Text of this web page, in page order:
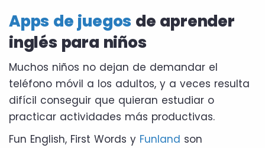
Apps de juegos de aprender
inglés para niños
Muchos niños no dejan de demandar el
teléfono móvil a los adultos, y a veces resulta
difícil conseguir que quieran estudiar o
practicar actividades más productivas.
Fun English, First Words y Funland son